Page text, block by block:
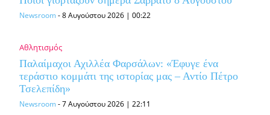
Newsroom-8 Αυγούστου 2026 | 00:22
Αθλητισμός
Παλαίμαχοι Αχιλλέα Φαρσάλων: «Έφυγε ένα
τεράστιο κομμάτι της ιστορίας μας – Αντίο Πέτρο
Τσελεπίδη»
Newsroom-7 Αυγούστου 2026 | 22:11